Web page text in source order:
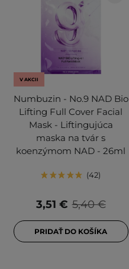
V AKCII
Numbuzin - No.9 NAD Bio
Lifting Full Cover Facial
Mask - Liftingujúca
maska na tvár s
koenzýmom NAD - 26ml
42
5,40 €
3,51 €
PRIDAŤ DO KOŠÍKA